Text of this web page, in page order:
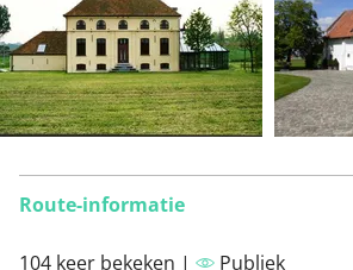
Route-informatie
104 keer bekeken |
Publiek